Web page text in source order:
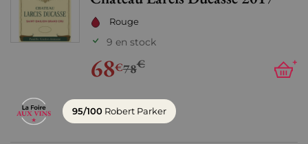
Rouge
9 en stock
68€78€ +
95/100 Robert Parker